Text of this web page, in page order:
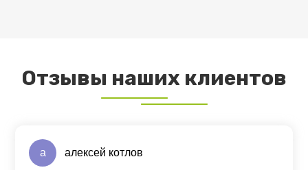
Отзывы наших клиентов
а алексей котлов